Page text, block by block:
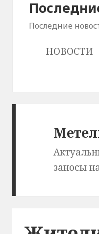
Последние
НОВОСТИ
заносы